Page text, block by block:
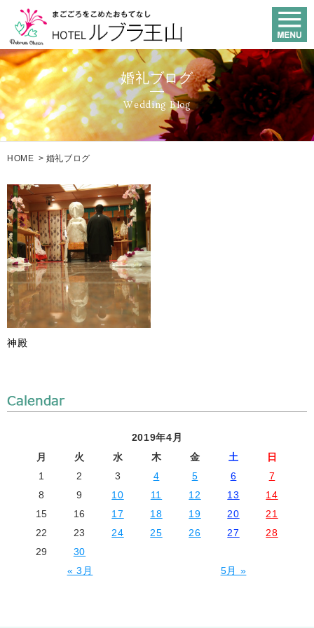
婚礼ブログ
Wedding Blog
HOME > 婚礼ブログ
神殿
2019年4月
月
火 水 木 金 土 日
« 3月 5月 »
1 2 3 4 5 6
7
8
9 10 11 12 13
14
15
16 17 18 19 20
21
22
23 24 25 26 27
28
29
30